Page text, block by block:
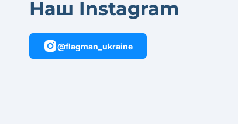
Наш Instagram
@flagman_ukraine